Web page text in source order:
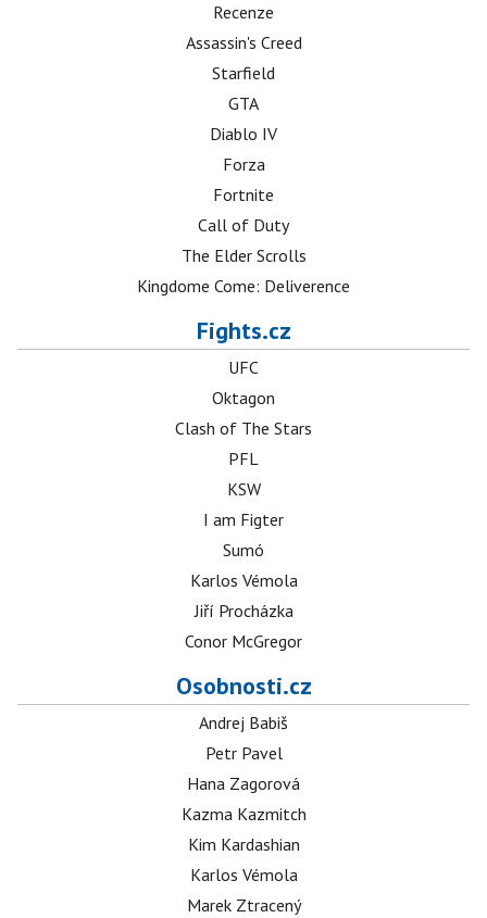
Recenze
Assassin's Creed
Starfield
GTA
Diablo IV
Forza
Fortnite
Call of Duty
The Elder Scrolls
Kingdome Come: Deliverence
Fights.cz
UFC
Oktagon
Clash of The Stars
PFL
KSW
I am Figter
Sumó
Karlos Vémola
Jiří Procházka
Conor McGregor
Osobnosti.cz
Andrej Babiš
Petr Pavel
Hana Zagorová
Kazma Kazmitch
Kim Kardashian
Karlos Vémola
Marek Ztracený